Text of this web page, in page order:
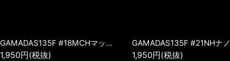
GAMADAS135F #18MCHマットチャー
1,950円(税抜)
GAMADAS135F #21NHナ
1,950円(税抜)